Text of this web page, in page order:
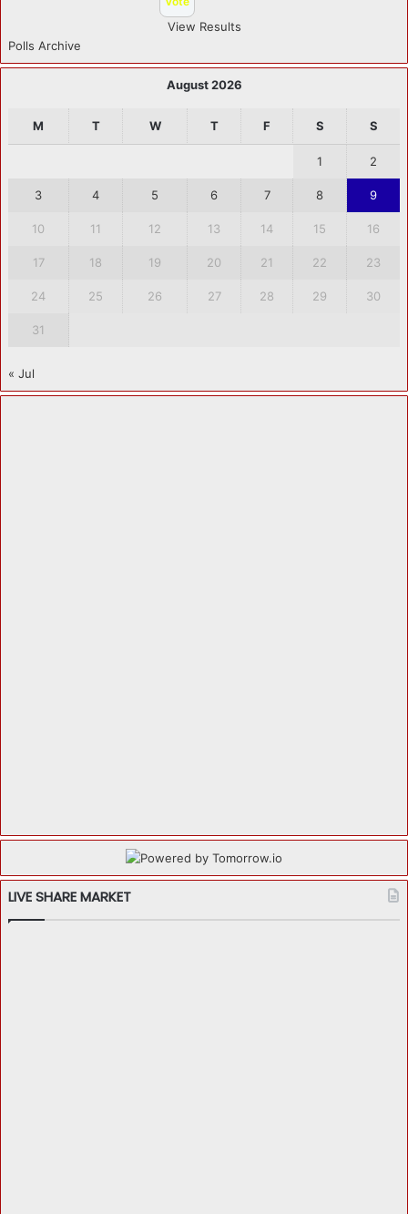
View Results
Polls Archive
August 2026
M T W T F S S
1 2
3 4 5 6 7 8 9
10 11 12 13 14 15 16
17 18 19 20 21 22 23
24 25 26 27 28 29 30
31
« Jul
LIVE SHARE MARKET